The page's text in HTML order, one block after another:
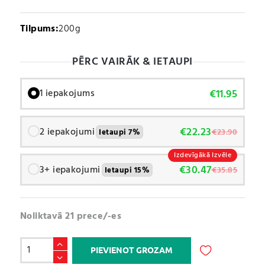
Tilpums:200g
PĒRC VAIRĀK & IETAUPI
1 iepakojums €11.95
2 iepakojumi Ietaupi 7% €22.23€23.90
Izdevīgākā Izvēle
3+ iepakojumi Ietaupi 15% €30.47€35.85
Noliktavā 21 prece/-es
Kofeīna
PULVERIS
PIEVIENOT GROZAM